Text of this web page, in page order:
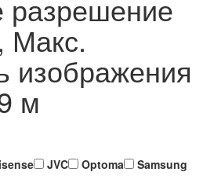
разрешение
Макс.
изображения
м
JVC Optoma
Samsung